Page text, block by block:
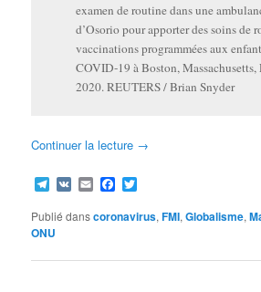
examen de routine dans une
d’Osorio pour apporter des soins de
vaccinations programmées aux
COVID-19 à Boston,
2020. REUTERS / Brian Snyder
Continuer la lecture →
Telegram
VK EmailFacebook
Publié danscoronavirus,FMI,Globalisme,
ONU